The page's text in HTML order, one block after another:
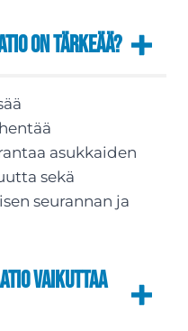
on tärkeää?
asukkaiden
sekä
seurannan ja
vaikuttaa